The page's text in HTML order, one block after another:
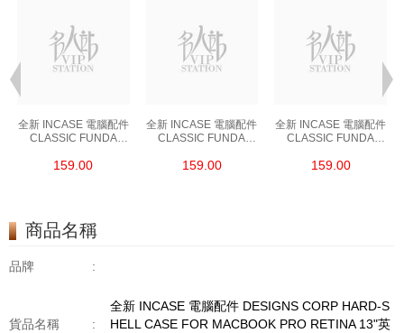
全新 INCASE 電腦配件
CLASSIC FUNDA
13" 英寸 CON
159.00
全新 INCASE 電腦配件
CLASSIC FUNDA
13" 英寸 CON
159.00
全新 INCASE 電腦配件
CLASSIC FUNDA
13" 英寸 CON
159.00
商品名稱
品牌 :
貨品名稱 :
全新 INCASE 電腦配件 DESIGNS CORP HARD-S
HELL CASE FOR MACBOOK PRO RETINA 13"英